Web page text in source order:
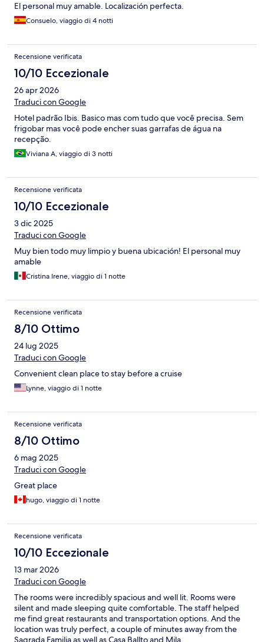
El personal muy amable. Localización perfecta.
Consuelo, viaggio di 4 notti
Recensione verificata
10/10 Eccezionale
26 apr 2026
Traduci con Google
Hotel padrão Ibis. Basico mas com tudo que você precisa. Sem
frigobar mas você pode encher suas garrafas de água na
recepção.
Viviana A, viaggio di 3 notti
Recensione verificata
10/10 Eccezionale
3 dic 2025
Traduci con Google
Muy bien todo muy limpio y buena ubicación! El personal muy
amable
Cristina Irene, viaggio di 1 notte
Recensione verificata
8/10 Ottimo
24 lug 2025
Traduci con Google
Convenient clean place to stay before a cruise
Lynne, viaggio di 1 notte
Recensione verificata
8/10 Ottimo
6 mag 2025
Traduci con Google
Great place
hugo, viaggio di 1 notte
Recensione verificata
10/10 Eccezionale
13 mar 2026
Traduci con Google
The rooms were incredibly spacious and well lit. Rooms were
silent and made sleeping quite comfortable. The staff helped
me find great restaurants and transportation options. And the
location was truly perfect, a couple of minutes away from the
Sagrada Familia as well as Casa Ballto and Mila.